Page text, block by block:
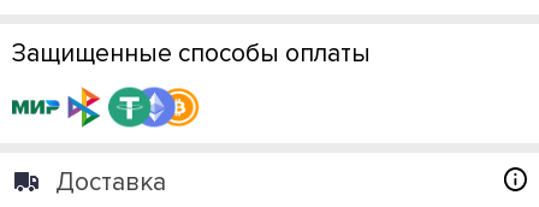
Защищенные способы оплаты
Доставка